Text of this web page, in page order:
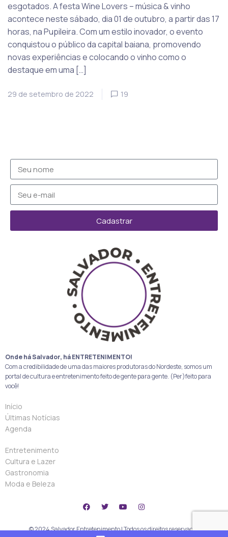
esgotados. A festa Wine Lovers – música & vinho
acontece neste sábado, dia 01 de outubro, a partir das 17
horas, na Pupileira. Com um estilo inovador, o evento
conquistou o público da capital baiana, promovendo
novas experiências e colocando o vinho como o
destaque em uma […]
29 de setembro de 2022 19
Cadastrar
Onde há Salvador, há ENTRETENIMENTO!
Com a credibilidade de uma das maiores produtoras do Nordeste, somos um
portal de cultura e entretenimento feito de gente para gente. (Per)feito para
você!
Início
Últimas Notícias
Agenda
Entretenimento
Cultura e Lazer
Gastronomia
Moda e Beleza
© 2024 Salvador Entretenimento | Todos os direitos reservados